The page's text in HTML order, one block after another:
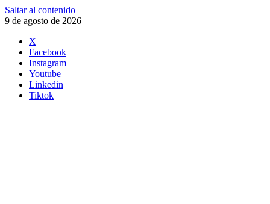
Saltar al contenido
9 de agosto de 2026
X
Facebook
Instagram
Youtube
Linkedin
Tiktok